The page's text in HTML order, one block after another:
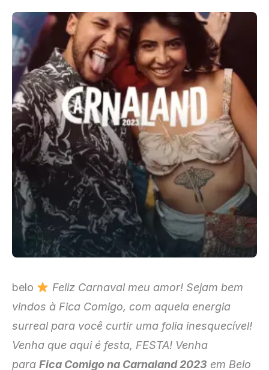
belo
Feliz Carnaval meu amor! Sejam bem
vindos à Fica Comigo, com aquela energia
surreal para você curtir uma folia inesquecível!
Venha que aqui é festa, FESTA! Venha
para Fica Comigo na Carnaland 2023 em Belo